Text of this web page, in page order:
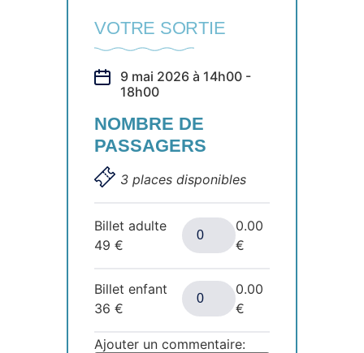
VOTRE SORTIE
9 mai 2026 à 14h00 -
18h00
NOMBRE DE
PASSAGERS
3 places disponibles
Billet adulte
49€
0.00
€
Billet enfant
36€
0.00
€
Ajouter un commentaire: